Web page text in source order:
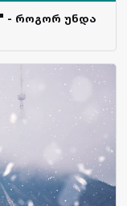
- როგორ უნდა